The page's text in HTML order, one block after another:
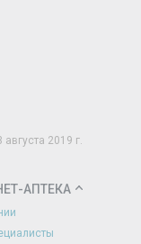
2019 г.
АПТЕКА